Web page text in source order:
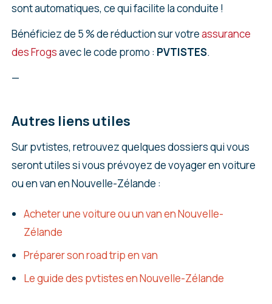
sont automatiques, ce qui facilite la conduite !
Bénéficiez de 5 % de réduction sur votreassurance
des Frogsavec le code promo : PVTISTES.
—
Autres liens utiles
Sur pvtistes, retrouvez quelques dossiers qui vous
seront utiles si vous prévoyez de voyager en voiture
ou en van en Nouvelle-Zélande :
Acheter une voiture ou un van en Nouvelle-
Zélande
Préparer son road trip en van
Le guide des pvtistes en Nouvelle-Zélande